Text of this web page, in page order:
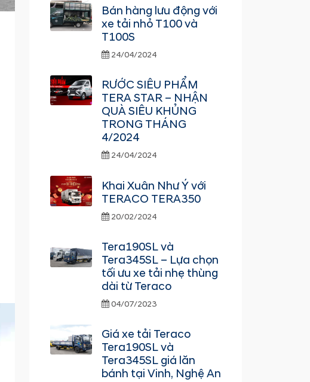
Bán hàng lưu động với
xe tải nhỏ T100 và
T100S
24/04/2024
RƯỚC SIÊU PHẨM
TERA STAR – NHẬN
QUÀ SIÊU KHỦNG
TRONG THÁNG
4/2024
24/04/2024
Khai Xuân Như Ý với
TERACO TERA350
20/02/2024
Tera190SL và
Tera345SL – Lựa chọn
tối ưu xe tải nhẹ thùng
dài từ Teraco
04/07/2023
Giá xe tải Teraco
Tera190SL và
Tera345SL giá lăn
bánh tại Vinh, Nghệ An